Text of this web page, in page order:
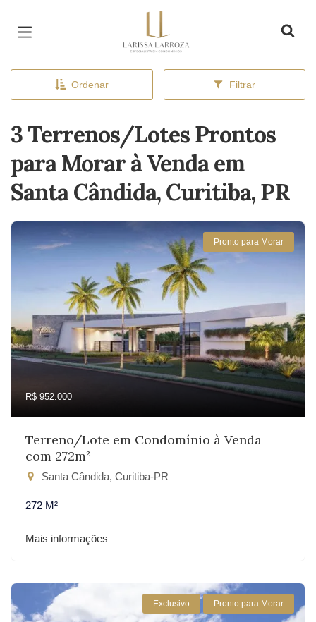
Ordenar Filtrar
3 Terrenos/Lotes Prontos
para Morar à Venda em
Santa Cândida, Curitiba, PR
Pronto para Morar
R$ 952.000
Terreno/Lote em Condomínio à Venda
com 272m²
Santa Cândida, Curitiba-PR
272 M²
Mais informações
Exclusivo Pronto para Morar